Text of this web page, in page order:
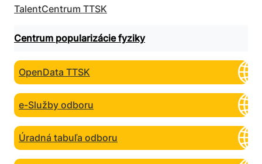
TalentCentrum TTSK
Centrum popularizácie fyziky
OpenData TTSK
e-Služby odboru
Úradná tabuľa odboru